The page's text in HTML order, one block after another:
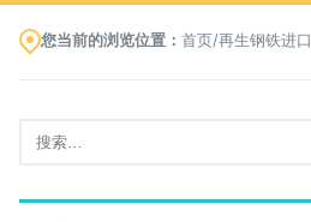
您当前的浏览位置： 首页/再生钢铁进口
搜
索：